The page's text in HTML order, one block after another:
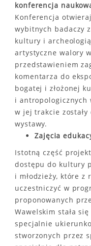
konferencja
Konferencja
wybitnych badaczy
kultury i
artystyczne walory
przedstawieniem
komentarza do
bogatej i złożonej
i antropologicznych
w jej trakcie
wystawy.
Zajęcia
Istotną część
dostępu do kultury
i młodzieży, które z
uczestniczyć w
proponowanych
Wawelskim stała
specjalnie
stworzonych przez